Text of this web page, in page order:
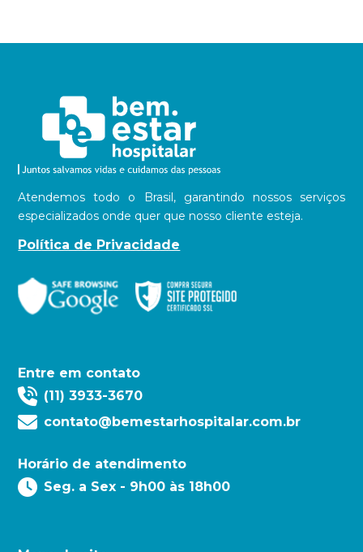
Atendemos todo o Brasil, garantindo nossos serviços
especializados onde quer que nosso cliente esteja.
Política de Privacidade
Entre em contato
(11) 3933-3670
contato@bemestarhospitalar.com.br
Horário de atendimento
Seg. a Sex - 9h00 às 18h00